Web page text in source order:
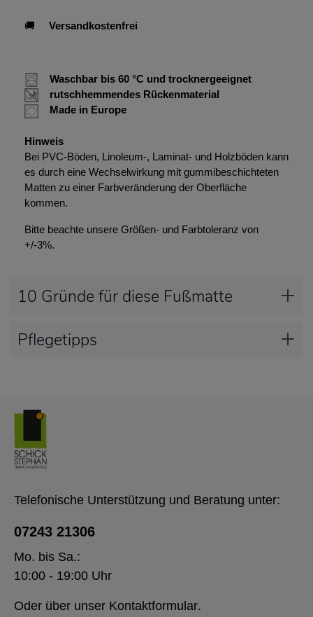
🚚 Versandkostenfrei
Waschbar bis 60 °C und trocknergeeignet
rutschhemmendes Rückenmaterial
Made in Europe
Hinweis
Bei PVC-Böden, Linoleum-, Laminat- und Holzböden kann
es durch eine Wechselwirkung mit gummibeschichteten
Matten zu einer Farbveränderung der Oberfläche
kommen.
Bitte beachte unsere Größen- und Farbtoleranz von
+/-3%.
10 Gründe für diese Fußmatte
Pflegetipps
Telefonische Unterstützung und Beratung unter:
07243 21306
Mo. bis Sa.:
10:00 - 19:00 Uhr
Oder über unser Kontaktformular.